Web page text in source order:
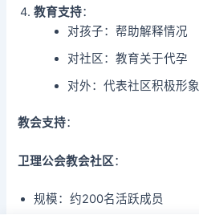
教育支持：
对孩子：帮助解释情况
对社区：教育关于代孕
对外：代表社区积极形象
教会支持：
卫理公会教会社区：
规模：约200名活跃成员